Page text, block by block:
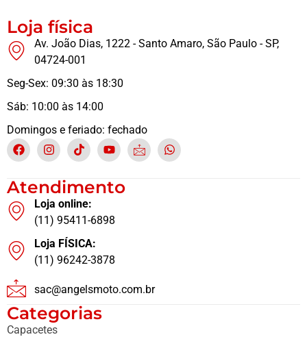
Loja física
Av. João Dias, 1222 - Santo Amaro, São Paulo - SP,
04724-001
Seg-Sex: 09:30 às 18:30
Sáb: 10:00 às 14:00
Domingos e feriado: fechado
Atendimento
Loja online:
(11) 95411-6898
Loja FÍSICA:
(11) 96242-3878
sac@angelsmoto.com.br
Categorias
Capacetes